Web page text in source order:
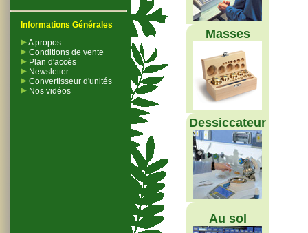
Informations Générales
A propos
Conditions de vente
Plan d'accès
Newsletter
Convertisseur d'unités
Nos vidéos
Masses
Dessiccateur
Au sol